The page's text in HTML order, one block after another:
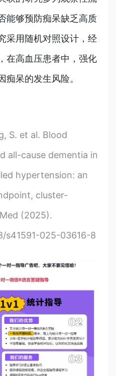
能够预防痴呆缺乏高质
采用随机对照设计，经
在高血压患者中，强化
痴呆的发生风险。
S. et al. Blood
all-cause dementia in
hypertension: an
cluster-
(2025).
s41591-025-03616-8